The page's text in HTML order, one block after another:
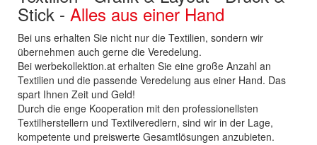
Stick - Alles aus einer Hand
Bei uns erhalten Sie nicht nur die Textilien, sondern wir
übernehmen auch gerne die Veredelung.
Bei werbekollektion.at erhalten Sie eine große Anzahl an
Textilien und die passende Veredelung aus einer Hand. Das
spart Ihnen Zeit und Geld!
Durch die enge Kooperation mit den professionellsten
Textilherstellern und Textilveredlern, sind wir in der Lage,
kompetente und preiswerte Gesamtlösungen anzubieten.